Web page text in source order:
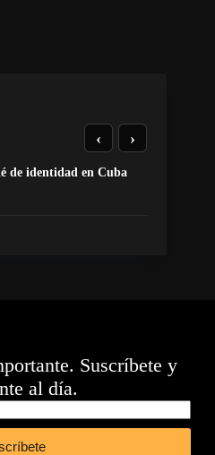
de identidad en Cuba
‹ ›
Suscríbete y
al día.